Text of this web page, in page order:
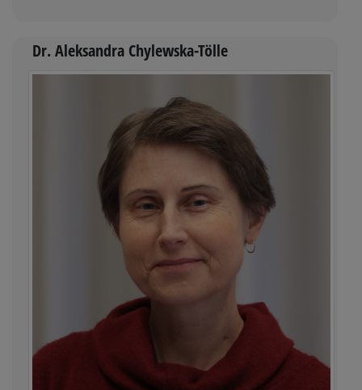
Dr. Aleksandra Chylewska-Tölle